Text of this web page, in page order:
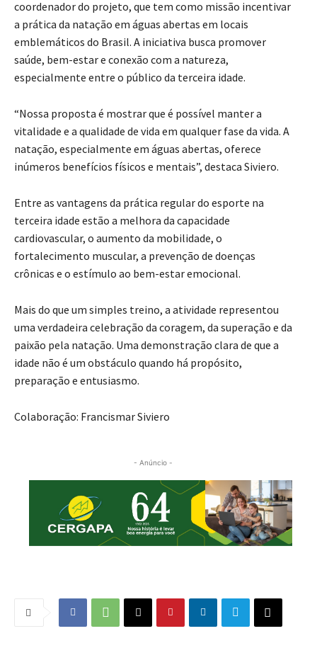
coordenador do projeto, que tem como missão incentivar
a prática da natação em águas abertas em locais
emblemáticos do Brasil. A iniciativa busca promover
saúde, bem-estar e conexão com a natureza,
especialmente entre o público da terceira idade.
“Nossa proposta é mostrar que é possível manter a
vitalidade e a qualidade de vida em qualquer fase da vida. A
natação, especialmente em águas abertas, oferece
inúmeros benefícios físicos e mentais”, destaca Siviero.
Entre as vantagens da prática regular do esporte na
terceira idade estão a melhora da capacidade
cardiovascular, o aumento da mobilidade, o
fortalecimento muscular, a prevenção de doenças
crônicas e o estímulo ao bem-estar emocional.
Mais do que um simples treino, a atividade representou
uma verdadeira celebração da coragem, da superação e da
paixão pela natação. Uma demonstração clara de que a
idade não é um obstáculo quando há propósito,
preparação e entusiasmo.
Colaboração: Francismar Siviero
- Anúncio -